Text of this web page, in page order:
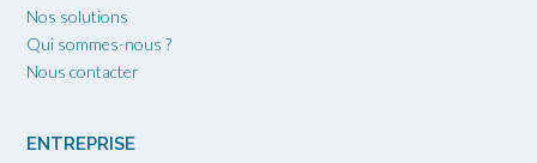
Nos solutions
Qui sommes-nous ?
Nous contacter
ENTREPRISE